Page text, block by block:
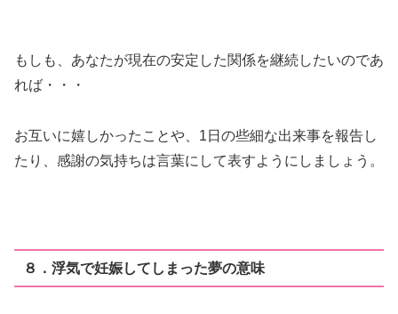
もしも、あなたが現在の安定した関係を継続したいのであ
れば・・・
お互いに嬉しかったことや、1日の些細な出来事を報告し
たり、感謝の気持ちは言葉にして表すようにしましょう。
８．浮気で妊娠してしまった夢の意味